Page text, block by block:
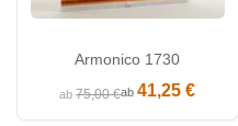
Armonico 1730
ab75,00 €ab41,25 €